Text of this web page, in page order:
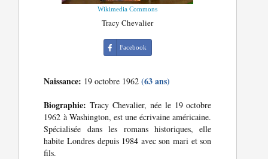
Wikimedia Commons
Tracy Chevalier
Facebook
Naissance: 19 octobre 1962(63 ans)
Biographie: Tracy Chevalier, née le 19 octobre
1962 à Washington, est une écrivaine américaine.
Spécialisée dans les romans historiques, elle
habite Londres depuis 1984 avec son mari et son
fils.